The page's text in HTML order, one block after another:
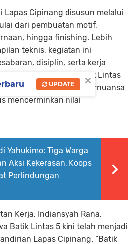
Lapas Cipinang disusun melalui
dari pembuatan motif,
hingga finishing. Lebih
teknis, kegiatan ini
disiplin, serta kerja
itulah lahir Batik Lintas
menghadirkan motif bernuansa
mencerminkan nilai
Yahukimo: Tiga Warga
Aksi Kekerasan, Koops
Perlindungan
Kerja, Indiansyah Rana,
Batik Lintas 5 kini telah menjadi
Lapas Cipinang. “Batik
×
UPDATE